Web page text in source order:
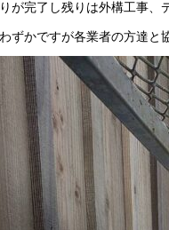
が完了し残りは外構工事、
ずかですが各業者の方達と